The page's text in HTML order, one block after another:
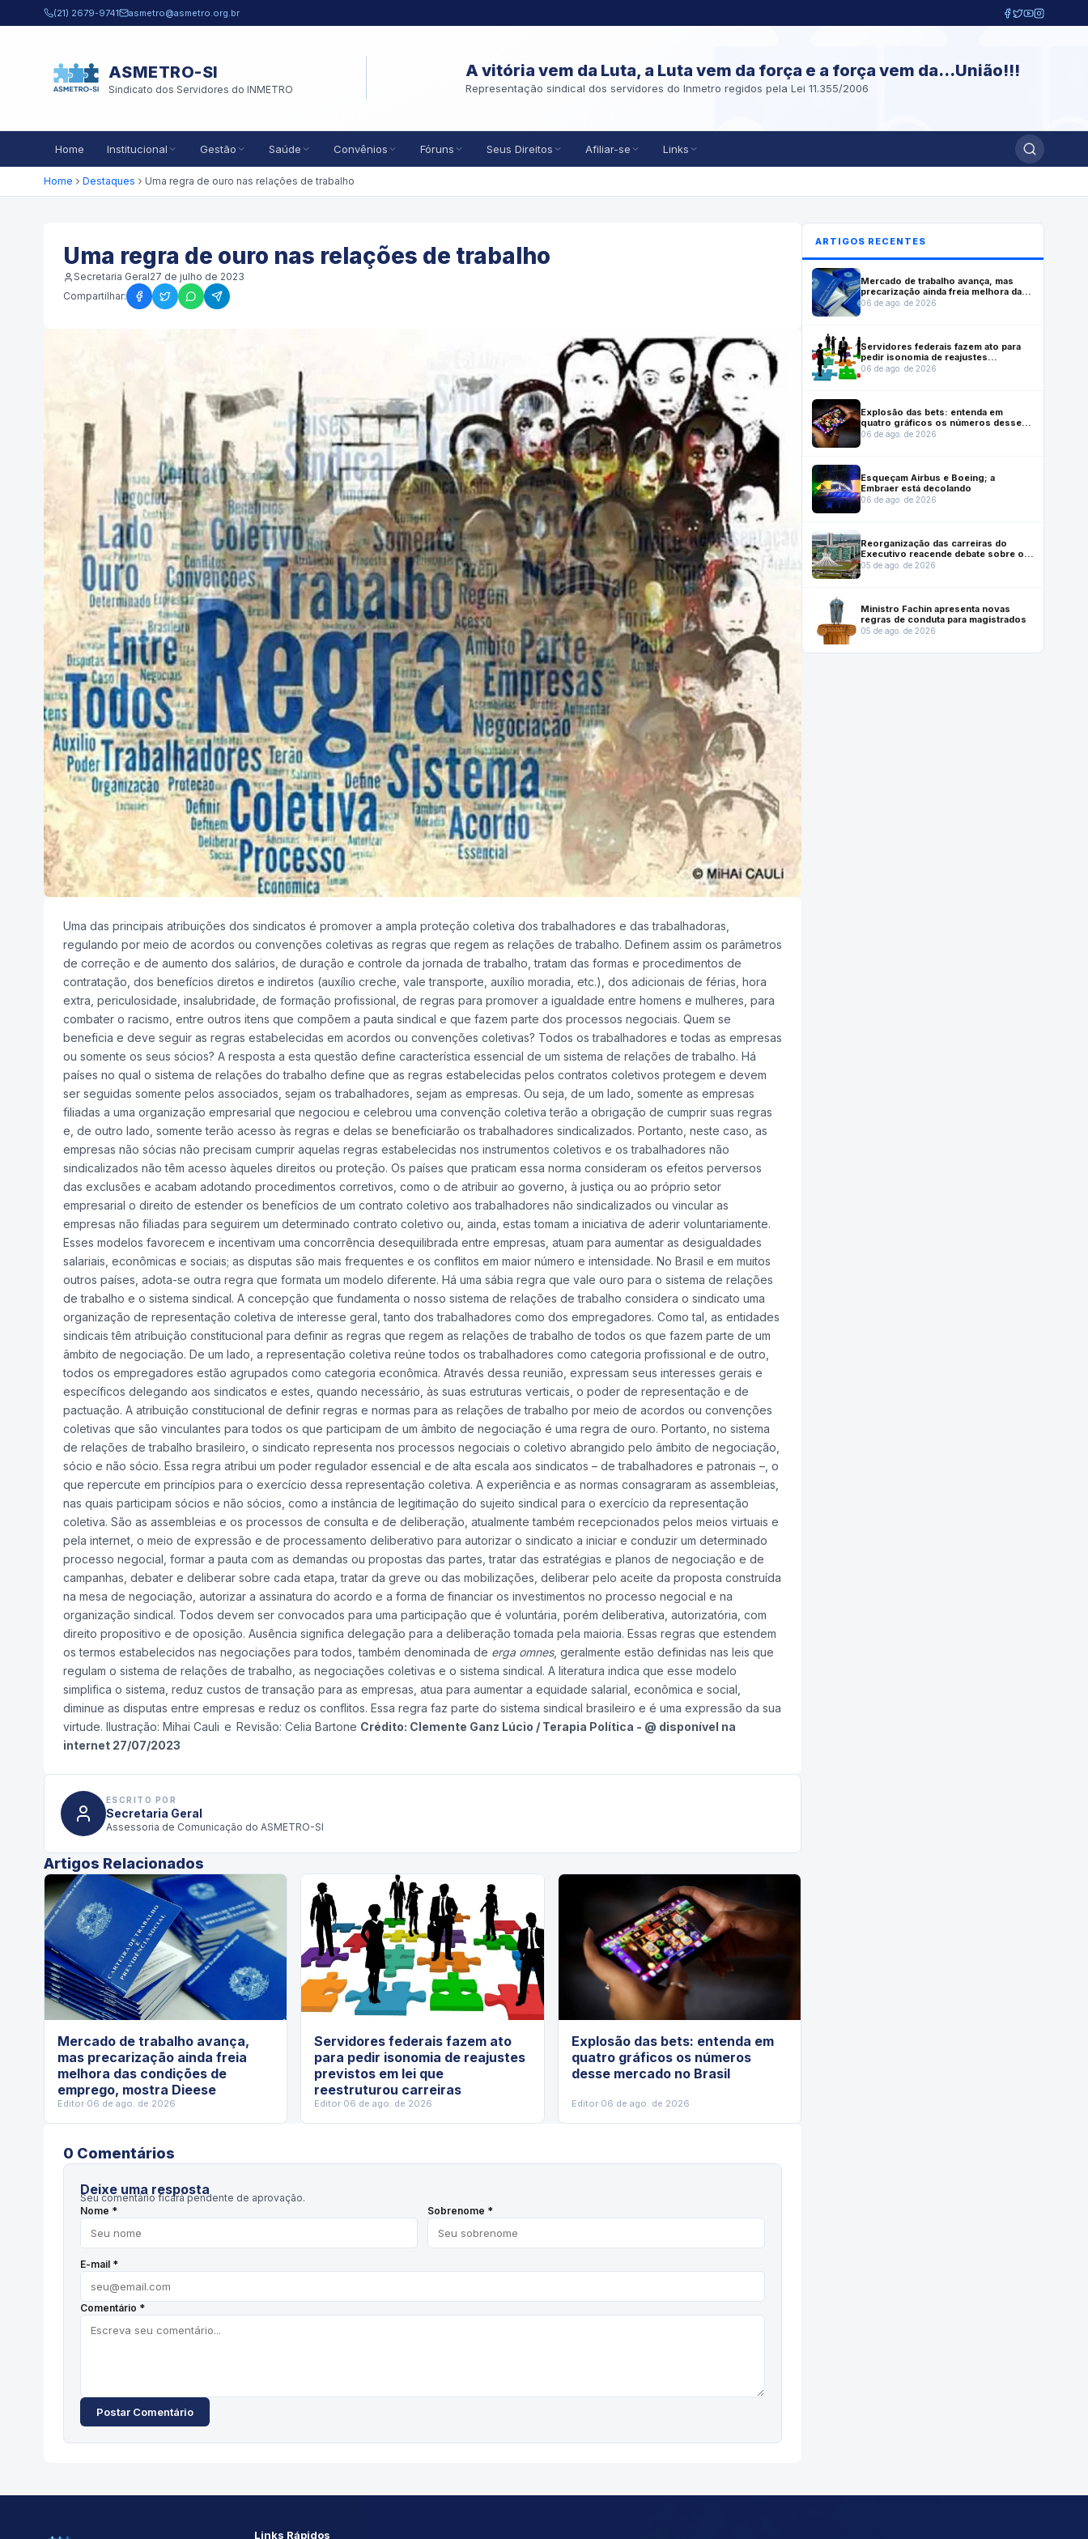
Pular para o conteúdo principal
(21) 2679-9741 asmetro@asmetro.org.br
ASMETRO-SI
Sindicato dos Servidores do INMETRO
A vitória vem da Luta, a Luta vem da força e a força vem da...União!!!
Representação sindical dos servidores do Inmetro regidos pela Lei 11.355/2006
Home Institucional Gestão Saúde Convênios Fóruns Seus Direitos Afiliar-se Links
Home Destaques Uma regra de ouro nas relações de trabalho
Uma regra de ouro nas relações de trabalho
Secretaria Geral27 de julho de 2023
Compartilhar:
Uma das principais atribuições dos sindicatos é promover a ampla proteção coletiva dos trabalhadores e das trabalhadoras,
regulando por meio de acordos ou convenções coletivas as regras que regem as relações de trabalho. Definem assim os parâmetros
de correção e de aumento dos salários, de duração e controle da jornada de trabalho, tratam das formas e procedimentos de
contratação, dos benefícios diretos e indiretos (auxílio creche, vale transporte, auxílio moradia, etc.), dos adicionais de férias, hora
extra, periculosidade, insalubridade, de formação profissional, de regras para promover a igualdade entre homens e mulheres, para
combater o racismo, entre outros itens que compõem a pauta sindical e que fazem parte dos processos negociais. Quem se
beneficia e deve seguir as regras estabelecidas em acordos ou convenções coletivas? Todos os trabalhadores e todas as empresas
ou somente os seus sócios? A resposta a esta questão define característica essencial de um sistema de relações de trabalho. Há
países no qual o sistema de relações do trabalho define que as regras estabelecidas pelos contratos coletivos protegem e devem
ser seguidas somente pelos associados, sejam os trabalhadores, sejam as empresas. Ou seja, de um lado, somente as empresas
filiadas a uma organização empresarial que negociou e celebrou uma convenção coletiva terão a obrigação de cumprir suas regras
e, de outro lado, somente terão acesso às regras e delas se beneficiarão os trabalhadores sindicalizados. Portanto, neste caso, as
empresas não sócias não precisam cumprir aquelas regras estabelecidas nos instrumentos coletivos e os trabalhadores não
sindicalizados não têm acesso àqueles direitos ou proteção. Os países que praticam essa norma consideram os efeitos perversos
das exclusões e acabam adotando procedimentos corretivos, como o de atribuir ao governo, à justiça ou ao próprio setor
empresarial o direito de estender os benefícios de um contrato coletivo aos trabalhadores não sindicalizados ou vincular as
empresas não filiadas para seguirem um determinado contrato coletivo ou, ainda, estas tomam a iniciativa de aderir voluntariamente.
Esses modelos favorecem e incentivam uma concorrência desequilibrada entre empresas, atuam para aumentar as desigualdades
salariais, econômicas e sociais; as disputas são mais frequentes e os conflitos em maior número e intensidade. No Brasil e em muitos
outros países, adota-se outra regra que formata um modelo diferente. Há uma sábia regra que vale ouro para o sistema de relações
de trabalho e o sistema sindical. A concepção que fundamenta o nosso sistema de relações de trabalho considera o sindicato uma
organização de representação coletiva de interesse geral, tanto dos trabalhadores como dos empregadores. Como tal, as entidades
sindicais têm atribuição constitucional para definir as regras que regem as relações de trabalho de todos os que fazem parte de um
âmbito de negociação. De um lado, a representação coletiva reúne todos os trabalhadores como categoria profissional e de outro,
todos os empregadores estão agrupados como categoria econômica. Através dessa reunião, expressam seus interesses gerais e
específicos delegando aos sindicatos e estes, quando necessário, às suas estruturas verticais, o poder de representação e de
pactuação. A atribuição constitucional de definir regras e normas para as relações de trabalho por meio de acordos ou convenções
coletivas que são vinculantes para todos os que participam de um âmbito de negociação é uma regra de ouro. Portanto, no sistema
de relações de trabalho brasileiro, o sindicato representa nos processos negociais o coletivo abrangido pelo âmbito de negociação,
sócio e não sócio. Essa regra atribui um poder regulador essencial e de alta escala aos sindicatos – de trabalhadores e patronais –, o
que repercute em princípios para o exercício dessa representação coletiva. A experiência e as normas consagraram as assembleias,
nas quais participam sócios e não sócios, como a instância de legitimação do sujeito sindical para o exercício da representação
coletiva. São as assembleias e os processos de consulta e de deliberação, atualmente também recepcionados pelos meios virtuais e
pela internet, o meio de expressão e de processamento deliberativo para autorizar o sindicato a iniciar e conduzir um determinado
processo negocial, formar a pauta com as demandas ou propostas das partes, tratar das estratégias e planos de negociação e de
campanhas, debater e deliberar sobre cada etapa, tratar da greve ou das mobilizações, deliberar pelo aceite da proposta construída
na mesa de negociação, autorizar a assinatura do acordo e a forma de financiar os investimentos no processo negocial e na
organização sindical. Todos devem ser convocados para uma participação que é voluntária, porém deliberativa, autorizatória, com
direito propositivo e de oposição. Ausência significa delegação para a deliberação tomada pela maioria. Essas regras que estendem
os termos estabelecidos nas negociações para todos, também denominada de erga omnes, geralmente estão definidas nas leis que
regulam o sistema de relações de trabalho, as negociações coletivas e o sistema sindical. A literatura indica que esse modelo
simplifica o sistema, reduz custos de transação para as empresas, atua para aumentar a equidade salarial, econômica e social,
diminue as disputas entre empresas e reduz os conflitos. Essa regra faz parte do sistema sindical brasileiro e é uma expressão da sua
virtude. Ilustração: Mihai Cauli e Revisão: Celia Bartone Crédito: Clemente Ganz Lúcio / Terapia Política - @ disponível na
internet 27/07/2023
ESCRITO POR
Secretaria Geral
Assessoria de Comunicação do ASMETRO-SI
Artigos Relacionados
Mercado de trabalho avança,
mas precarização ainda freia
melhora das condições de
emprego, mostra Dieese
Editor·06 de ago. de 2026
Servidores federais fazem ato
para pedir isonomia de reajustes
previstos em lei que
reestruturou carreiras
Editor·06 de ago. de 2026
Explosão das bets: entenda em
quatro gráficos os números
desse mercado no Brasil
Editor·06 de ago. de 2026
0 Comentários
Deixe uma resposta
Seu comentário ficará pendente de aprovação.
Nome *
Sobrenome *
E-mail *
Comentário *
Postar Comentário
ARTIGOS RECENTES
Mercado de trabalho avança, mas
precarização ainda freia melhora das
condições de emprego, mostra
06 de ago. de 2026
Servidores federais fazem ato para
pedir isonomia de reajustes
previstos em lei que reestruturou
06 de ago. de 2026
Explosão das bets: entenda em
quatro gráficos os números desse
mercado no Brasil
06 de ago. de 2026
Esqueçam Airbus e Boeing; a
Embraer está decolando
06 de ago. de 2026
Reorganização das carreiras do
Executivo reacende debate sobre o
futuro institucional do Inmetro
05 de ago. de 2026
Ministro Fachin apresenta novas
regras de conduta para magistrados
05 de ago. de 2026
Links Rápidos